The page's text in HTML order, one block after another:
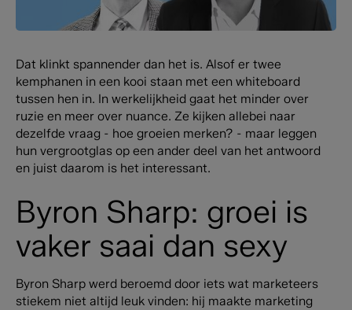
Dat klinkt spannender dan het is. Alsof er twee
kemphanen in een kooi staan met een whiteboard
tussen hen in. In werkelijkheid gaat het minder over
ruzie en meer over nuance. Ze kijken allebei naar
dezelfde vraag - hoe groeien merken? - maar leggen
hun vergrootglas op een ander deel van het antwoord
en juist daarom is het interessant.
Byron Sharp: groei is
vaker saai dan sexy
Byron Sharp werd beroemd door iets wat marketeers
stiekem niet altijd leuk vinden: hij maakte marketing